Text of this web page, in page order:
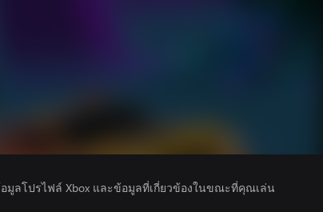
มูลโปรไฟล์ Xbox และข้อมูลที่เกี่ยวข้องในขณะที่คุณเล่น